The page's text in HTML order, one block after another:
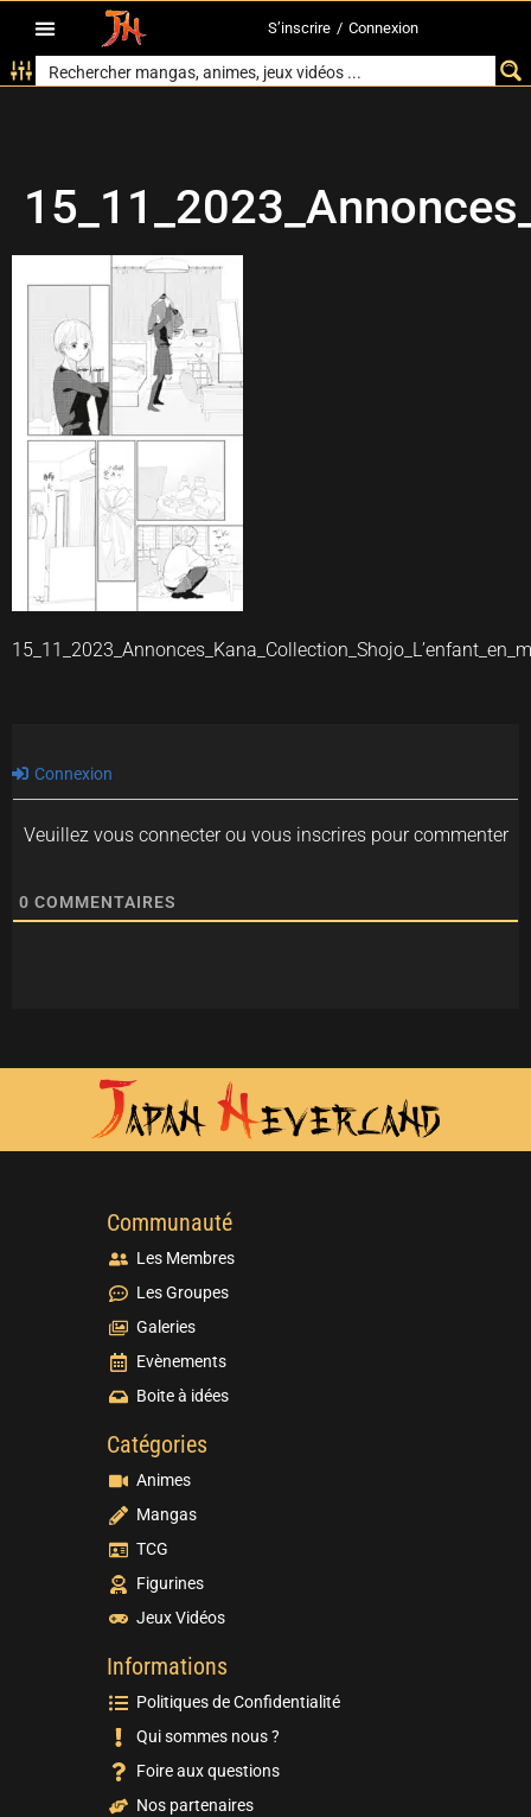
S’inscrire / Connexion
Connexion
Veuillez vous connecter ou vous inscrires pour commenter
0 COMMENTAIRES
Communauté
Les Membres
Les Groupes
Galeries
Evènements
Boite à idées
Catégories
Animes
Mangas
TCG
Figurines
Jeux Vidéos
Informations
Politiques de Confidentialité
Qui sommes nous ?
Foire aux questions
Nos partenaires